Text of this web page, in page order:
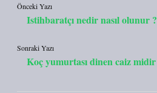
Önceki Yazı
Istihbaratçı nedir nasıl olunur ?
Sonraki Yazı
Koç yumurtası dinen caiz